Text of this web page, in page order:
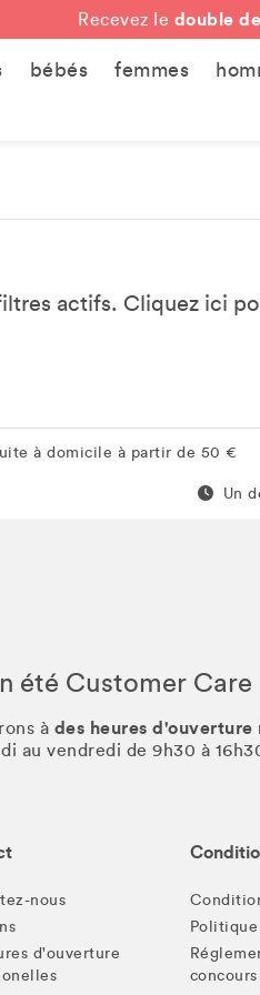
Recevez le double
bébés femmes
actifs. Cliquez ici
à domicile à partir de 50 €
Un
Un
été Customer Care
à des heures d'ouverture
au vendredi de 9h30 à
nous
d'ouverture
concours